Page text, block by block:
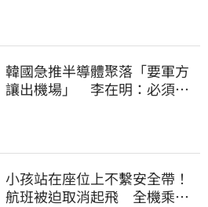
韓國急推半導體聚落「要軍方
讓出機場」 李在明：必須打
小孩站在座位上不繫安全帶！
航班被迫取消起飛 全機乘客